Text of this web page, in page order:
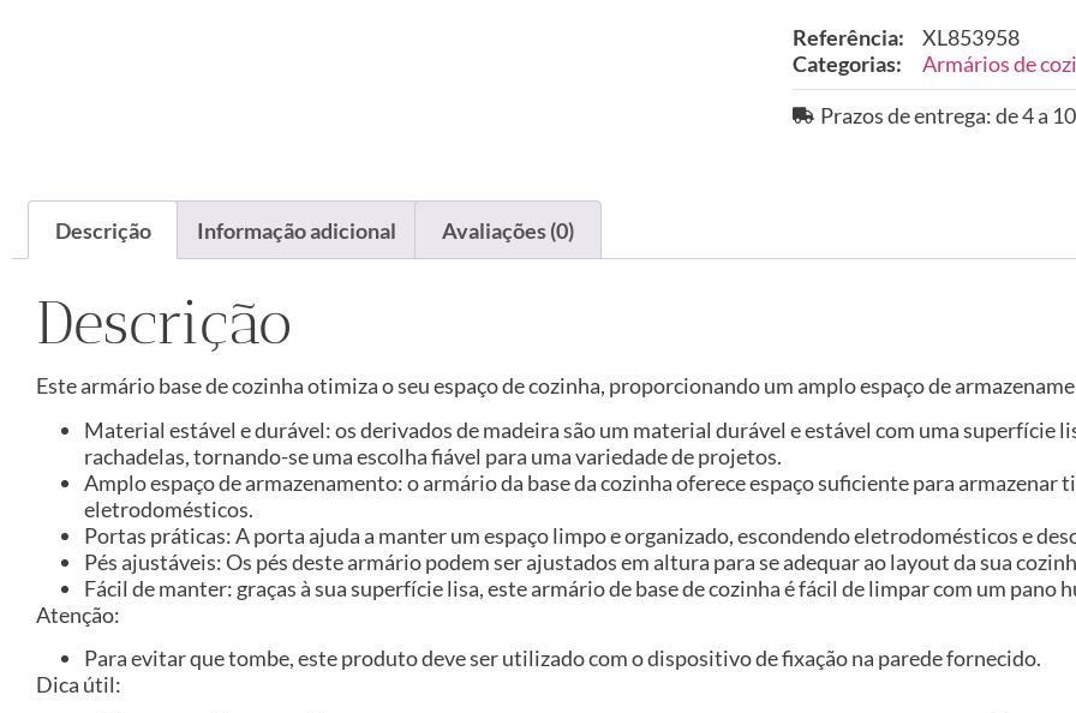
Referência:
XL853958
Categorias:
Armários de
Prazos de entrega: de 4 a
Descrição Informação adicional Avaliações (0)
Descrição
Este armário base de cozinha otimiza o seu espaço de cozinha, proporcionando um amplo espaço de
Material estável e durável: os derivados de madeira são um material durável e estável com uma superfície
rachadelas, tornando-se uma escolha fiável para uma variedade de projetos.
Amplo espaço de armazenamento: o armário da base da cozinha oferece espaço suficiente para armazenar
eletrodomésticos.
Portas práticas: A porta ajuda a manter um espaço limpo e organizado, escondendo eletrodomésticos e
Pés ajustáveis: Os pés deste armário podem ser ajustados em altura para se adequar ao layout da sua
Fácil de manter: graças à sua superfície lisa, este armário de base de cozinha é fácil de limpar com um pano
Atenção:
Para evitar que tombe, este produto deve ser utilizado com o dispositivo de fixação na parede fornecido.
Dica útil: